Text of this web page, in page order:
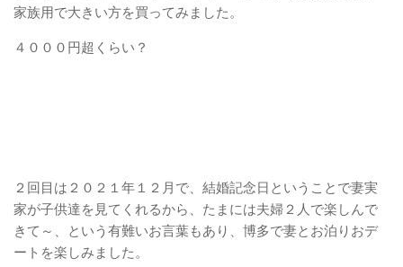
家族用で大きい方を買ってみました。
４０００円超くらい？
２回目は２０２１年１２月で、結婚記念日ということで妻実
家が子供達を見てくれるから、たまには夫婦２人で楽しんで
きて～、という有難いお言葉もあり、博多で妻とお泊りおデ
ートを楽しみました。